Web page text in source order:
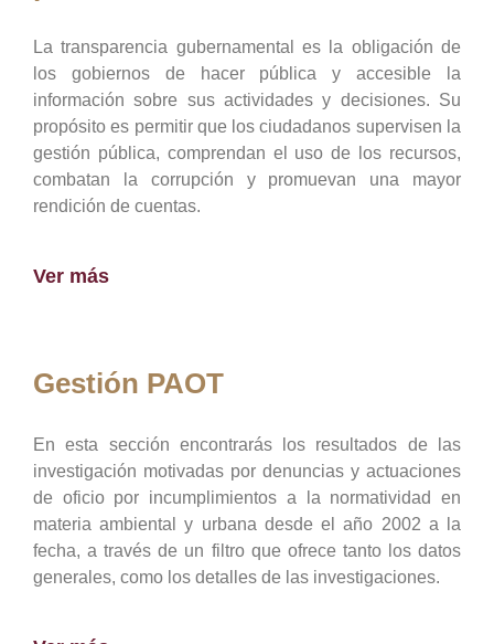
La transparencia gubernamental es la obligación de
los gobiernos de hacer pública y accesible la
información sobre sus actividades y decisiones. Su
propósito es permitir que los ciudadanos supervisen la
gestión pública, comprendan el uso de los recursos,
combatan la corrupción y promuevan una mayor
rendición de cuentas.
Ver más
Gestión PAOT
En esta sección encontrarás los resultados de las
investigación motivadas por denuncias y actuaciones
de oficio por incumplimientos a la normatividad en
materia ambiental y urbana desde el año 2002 a la
fecha, a través de un filtro que ofrece tanto los datos
generales, como los detalles de las investigaciones.